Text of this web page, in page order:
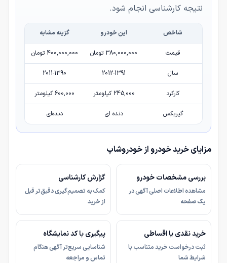
نتیجه کارشناسی انجام شود.
شاخص این خودرو گزینه مشابه
قیمت 380,000,000 تومان 400,000,000 تومان
سال 2012-1391
2011-1390
کارکرد 245,000 کیلومتر 600,000 کیلومتر
گیربکس دنده ای دنده‌ای
مزایای خرید خودرو از خودروشاپ
بررسی مشخصات خودرو
مشاهده اطلاعات اصلی آگهی در
یک صفحه
گزارش کارشناسی
کمک به تصمیم‌گیری دقیق‌تر قبل
از خرید
خرید نقدی یا اقساطی
ثبت درخواست خرید متناسب با
شرایط شما
پیگیری با کد نمایشگاه
شناسایی سریع‌تر آگهی هنگام
تماس و مراجعه